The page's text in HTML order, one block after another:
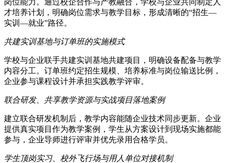
才培养计划，明确岗位需求与教学目标，形成清晰的“招生—
实训—就业”路径。
共建实训基地与订单班的实施模式
学校与企业联手共建实训基地共建项目，明确设备配备与教学
内容分工。订单班约定招生规模、培养标准与岗位输送比例，
企业参与课程设计并承担实践教学评审。
联合研发、共享教学资源与实战项目落地案例
建立联合研发机制后，教学内容能随企业技术同步更新。企业
提供真实项目作为教学案例，学生从方案设计到现场实施都能
参与，企业导师进行评审并优先录用合格学员。
学生顶岗实习、校外飞行场与用人单位对接机制